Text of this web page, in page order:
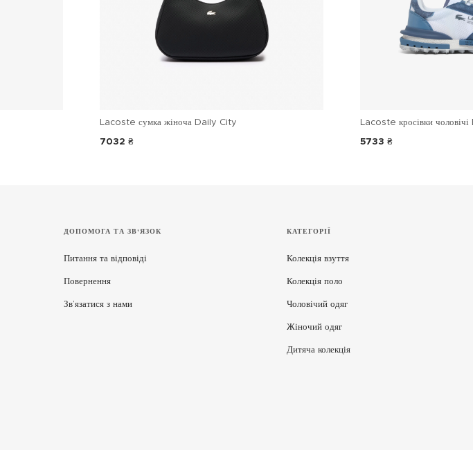
Lacoste сумка жіноча Daily City
7032 ₴
Lacoste кросівки
5733 ₴
ДОПОМОГА ТА ЗВ'ЯЗОК
Питання та відповіді
Повернення
Зв’язатися з нами
КАТЕГОРІЇ
Колекція взуття
Колекція поло
Чоловічий одяг
Жіночий одяг
Дитяча колекція